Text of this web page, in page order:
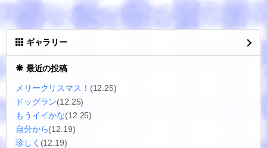
ギャラリー
最近の投稿
メリークリスマス！ (12.25)
ドッグラン(12.25)
もうイイかな(12.25)
自分から(12.19)
珍しく (12.19)